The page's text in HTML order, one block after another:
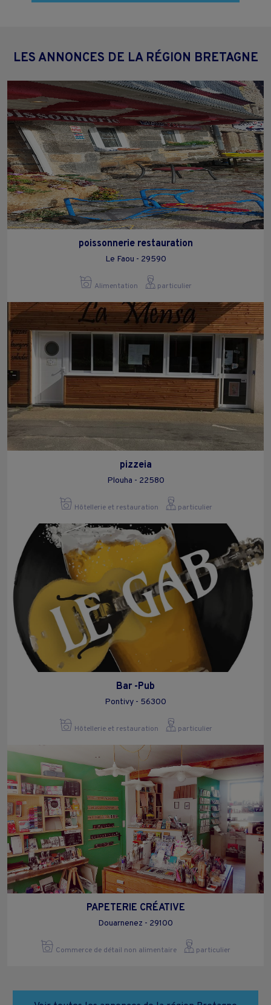
LES ANNONCES DE LA RÉGION BRETAGNE
poissonnerie restauration
Le Faou - 29590
Alimentation particulier
pizzeia
Plouha - 22580
Hôtellerie et restauration particulier
Bar -Pub
Pontivy - 56300
Hôtellerie et restauration particulier
PAPETERIE CRÉATIVE
Douarnenez - 29100
Commerce de détail non alimentaire particulier